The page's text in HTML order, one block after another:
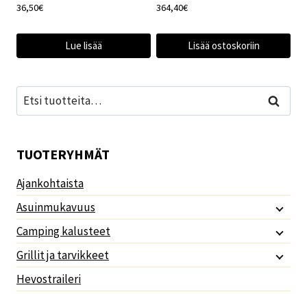
36,50€
Lue lisää
364,40€
Lisää ostoskoriin
Etsi: Haku
TUOTERYHMÄT
Ajankohtaista
Asuinmukavuus
Camping kalusteet
Grillit ja tarvikkeet
Hevostraileri